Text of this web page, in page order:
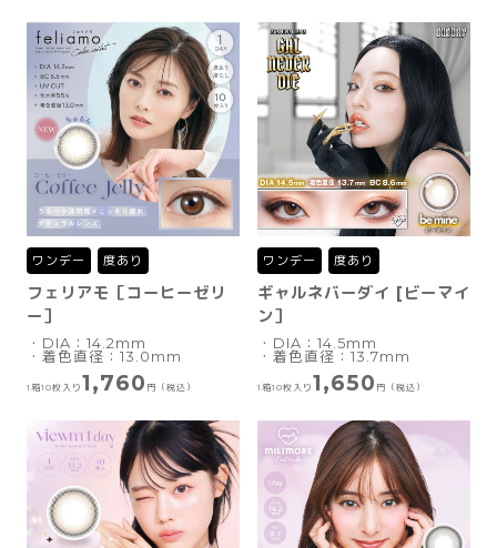
ワンデー 度あり
フェリアモ［コーヒーゼリ
ー］
・DIA：14.2mm
・着色直径：13.0mm
1箱10枚入り 1,760 円（税込）
ワンデー 度あり
ギャルネバーダイ [ビーマイ
ン］
・DIA：14.5mm
・着色直径：13.7mm
1箱10枚入り 1,650 円（税込）